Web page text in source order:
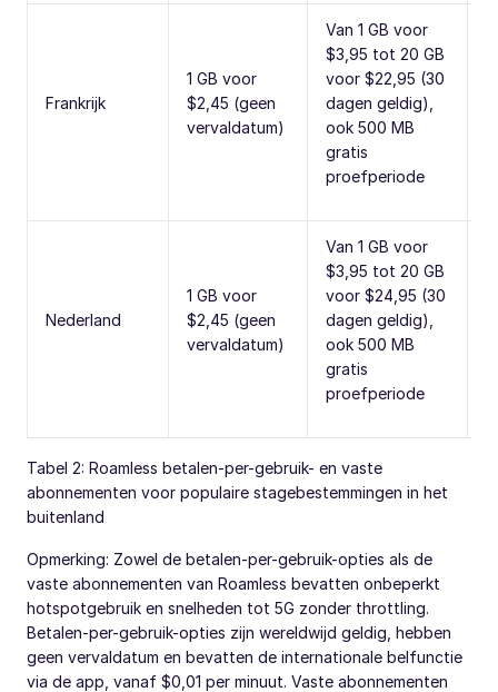
Frankrijk
1 GB voor
$2,45 (geen
vervaldatum)
Van 1 GB voor
$3,95 tot 20 GB
voor $22,95 (30
dagen geldig),
ook 500 MB
gratis
proefperiode
Nederland
1 GB voor
$2,45 (geen
vervaldatum)
Van 1 GB voor
$3,95 tot 20 GB
voor $24,95 (30
dagen geldig),
ook 500 MB
gratis
proefperiode
Tabel 2: Roamless betalen-per-gebruik- en vaste
abonnementen voor populaire stagebestemmingen in het
buitenland
Opmerking: Zowel de betalen-per-gebruik-opties als de
vaste abonnementen van Roamless bevatten onbeperkt
hotspotgebruik en snelheden tot 5G zonder throttling.
Betalen-per-gebruik-opties zijn wereldwijd geldig, hebben
geen vervaldatum en bevatten de internationale belfunctie
via de app, vanaf $0,01 per minuut. Vaste abonnementen